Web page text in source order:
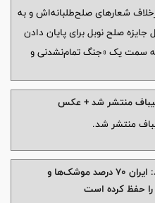
شعارهای صلح‌طلبانه‌اش و به
صلح نوبل برای پایان دادن
به سمت یک «جنگ تمام‌نشدنی و
منتشر شد + عکس
منتشر شد.
گاردین اعلام کرد: ایران ۷۰ درصد موشک‌ها و
را حفظ کرده است